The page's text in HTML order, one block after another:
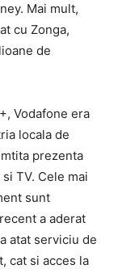
Mai mult,
cu Zonga,
de
Vodafone era
locala de
prezenta
TV. Cele mai
sunt
a aderat
atat serviciu de
cat si acces la